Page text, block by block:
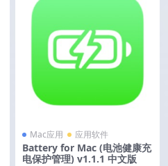
Mac应用 应用软件
Battery for Mac (电池健康充
电保护管理) v1.1.1 中文版